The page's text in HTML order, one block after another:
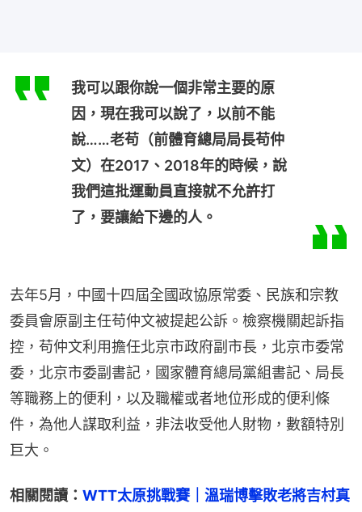
我可以跟你說一個非常主要的原
因，現在我可以說了，以前不能
說……老苟（前體育總局局長苟仲
文）在2017、2018年的時候，說
我們這批運動員直接就不允許打
了，要讓給下邊的人。
去年5月，中國十四屆全國政協原常委、民族和宗教
委員會原副主任苟仲文被提起公訴。檢察機關起訴指
控，苟仲文利用擔任北京市政府副市長，北京市委常
委，北京市委副書記，國家體育總局黨組書記、局長
等職務上的便利，以及職權或者地位形成的便利條
件，為他人謀取利益，非法收受他人財物，數額特別
巨大。
相關閱讀： WTT太原挑戰賽｜溫瑞博擊敗老將吉村真